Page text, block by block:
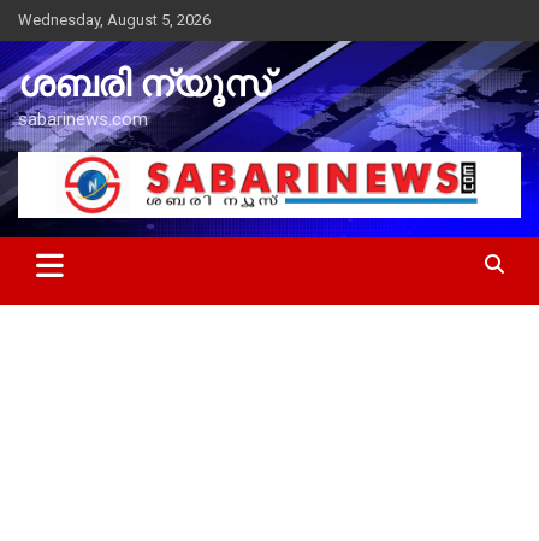
Skip
to
content
Wednesday, August 5, 2026
ശബരി ന്യൂസ്
sabarinews.com